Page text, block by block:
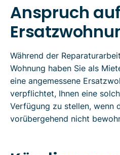
Anspruch
Während der
Wohnung haben Sie als
eine angemessene
verpflichtet, Ihnen eine
Verfügung zu stellen, wenn
vorübergehend nicht